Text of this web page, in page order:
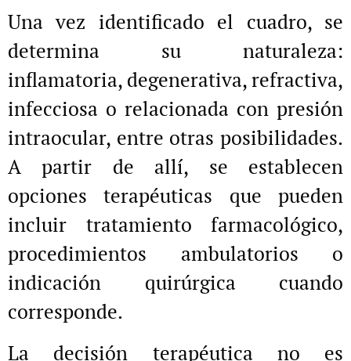
Una vez identificado el cuadro, se
determina su naturaleza:
inflamatoria, degenerativa, refractiva,
infecciosa o relacionada con presión
intraocular, entre otras posibilidades.
A partir de allí, se establecen
opciones terapéuticas que pueden
incluir tratamiento farmacológico,
procedimientos ambulatorios o
indicación quirúrgica cuando
corresponde.
La decisión terapéutica no es